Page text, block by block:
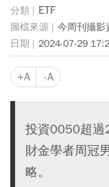
ETF
今周刊攝影
2024-07-29
+A -A
投資0050超過
財金學者周冠
略。